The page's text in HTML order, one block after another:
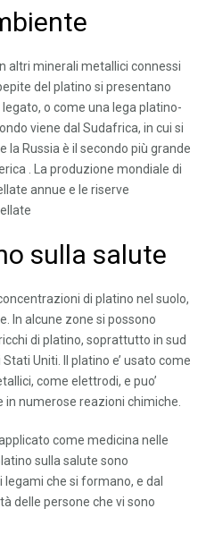
altri minerali metallici connessi
del platino si presentano
o come una lega platino-
viene dal Sudafrica, in cui si
Russia è il secondo più grande
. La produzione mondiale di
annue e le riserve
sulla salute
di platino nel suolo,
In alcune zone si possono
di platino, soprattutto in sud
Uniti. Il platino e’ usato come
come elettrodi, e puo’
numerose reazioni chimiche.
come medicina nelle
sulla salute sono
che si formano, e dal
delle persone che vi sono